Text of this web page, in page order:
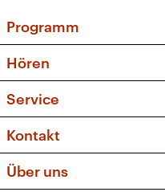
Programm
Sendungen und
Musikliste
Kakadu – Das
Hören
Frequenzen (UKW
Service
FAQ
Apps
Newsletter
Kontakt
Über uns